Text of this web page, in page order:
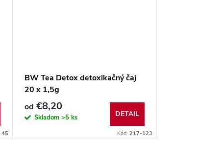
45
BW Tea Detox detoxikačný čaj
20 x 1,5g
od €8,20
Skladom >5 ks DETAIL
Kód: 217-123